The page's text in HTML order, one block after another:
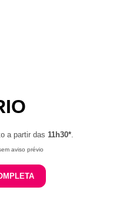
a partir das 11h30*.
aviso prévio